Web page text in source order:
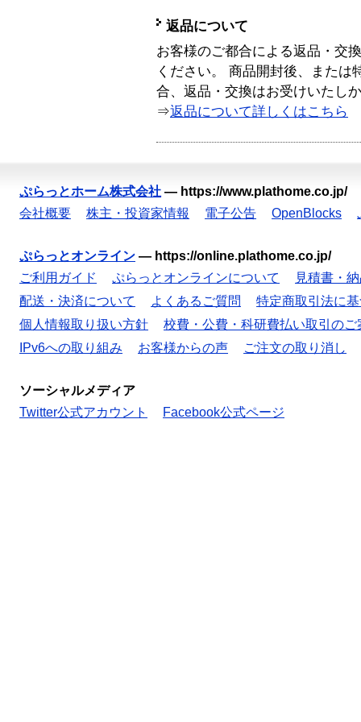
返品について
お客様のご都合による返品・交
ください。 商品開封後、または
合、返品・交換はお受けいたし
⇒返品について詳しくはこちら
ぷらっとホーム株式会社 — https://www.plathome.co.jp/
会社概要
株主・投資家情報 電子公告 OpenBlocks
ぷらっとオンライン — https://online.plathome.co.jp/
ご利用ガイド
ぷらっとオンラインについて
見積書・
配送・決済について
よくあるご質問
特定商取引法に
個人情報取り扱い方針
校費・公費・科研費払い取引のご
IPv6への取り組み
お客様からの声 ご注文の取り消し
ソーシャルメディア
Twitter公式アカウント
Facebook公式ページ